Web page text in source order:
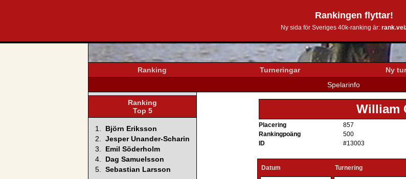
Rankingen flyttar!
Ny sida för Sveriges 40k-ranking är:
svenska40k.se
Ranking Turneringar Ny
Spelarinfo
Ranking
Top 5
1.
Björn Eriksson
2. Jesper Unander-Scharin
3.
Emil Söderholm
4.
Dag Samuelsson
5. Sebastian Larsson
William
Placering
857
Rankingpoäng
500
ID
#13003
Datum Turnering